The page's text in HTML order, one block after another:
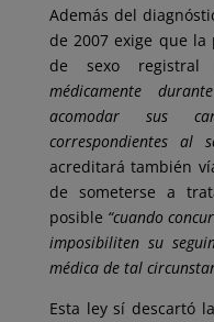
Además del
de 2007 exige que
de sexo
médicamente
acomodar sus
correspondientes al
acreditará también
de someterse a
posible “cuando
imposibiliten su
médica de tal
Esta ley sí descartó